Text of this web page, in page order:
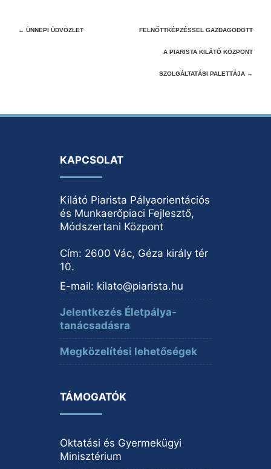
Post
← ÜNNEPI ÜDVÖZLET FELNŐTTKÉPZÉSSEL GAZDAGODOTT
A PIARISTA KILÁTÓ KÖZPONT
SZOLGÁLTATÁSI PALETTÁJA →
KAPCSOLAT
Kilátó Piarista Pályaorientációs
és Munkaerőpiaci Fejlesztő,
Módszertani Központ
Cím: 2600 Vác, Géza király tér
10.
E-mail: kilato@piarista.hu
Jelentkezés Életpálya-
tanácsadásra
Megközelítési lehetőségek
TÁMOGATÓK
Oktatási és Gyermekügyi
Minisztérium